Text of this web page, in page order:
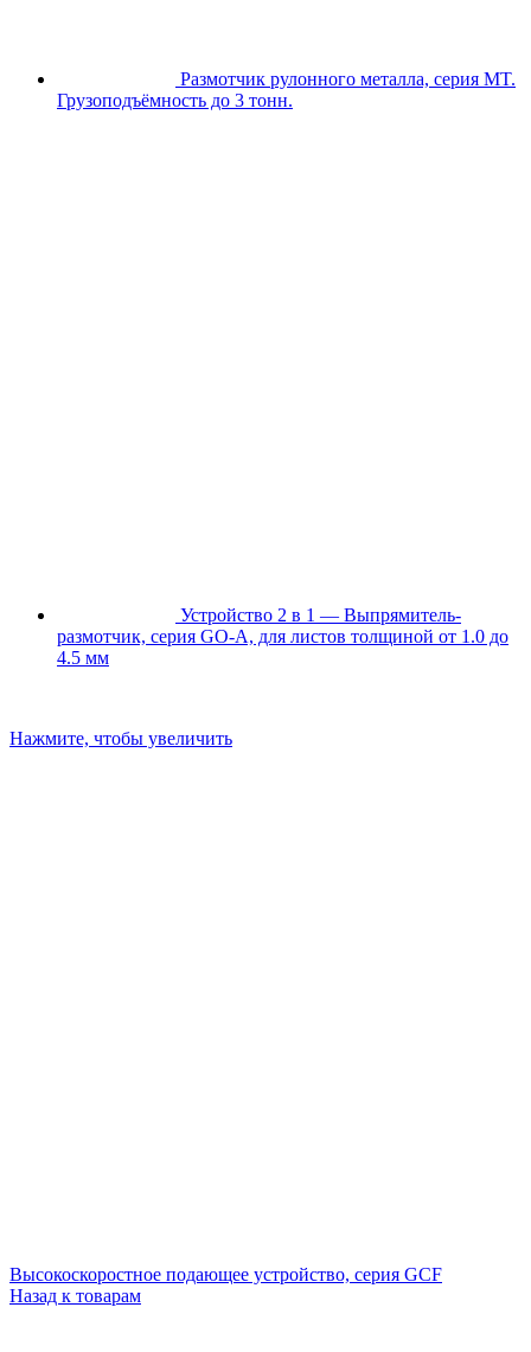
Размотчик рулонного металла, серия MT.
Грузоподъёмность до 3 тонн.
Устройство 2 в 1 — Выпрямитель-
размотчик, серия GO-A, для листов толщиной от 1.0 до
4.5 мм
Нажмите, чтобы увеличить
Высокоскоростное подающее устройство, серия GCF
Назад к товарам